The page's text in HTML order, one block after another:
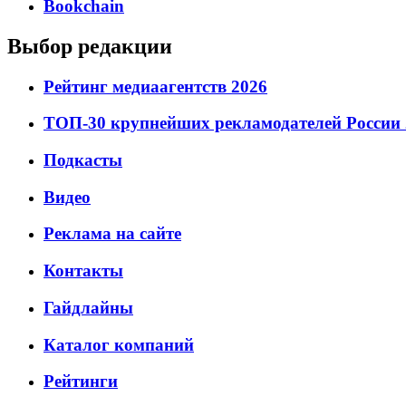
Bookchain
Выбор редакции
Рейтинг медиаагентств 2026
ТОП-30 крупнейших рекламодателей России
Подкасты
Видео
Реклама на сайте
Контакты
Гайдлайны
Каталог компаний
Рейтинги